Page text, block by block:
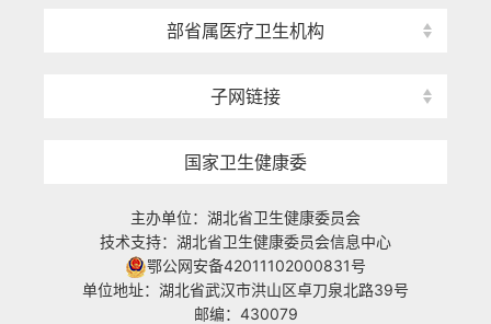
部省属医疗卫生机构
子网链接
国家卫生健康委
主办单位：湖北省卫生健康委员会
技术支持：湖北省卫生健康委员会信息中心
鄂公网安备42011102000831号
单位地址：湖北省武汉市洪山区卓刀泉北路39号
邮编：430079